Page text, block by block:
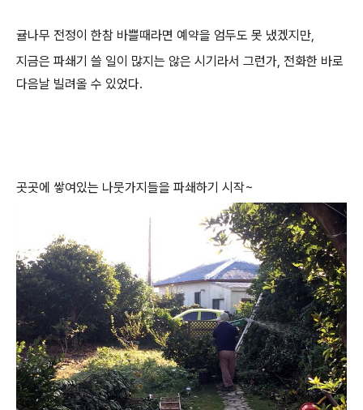
귤나무 전정이 한참 바쁠때라면 예약을 엄두도 못 냈겠지만,
지금은 파쇄기 쓸 일이 많지는 않은 시기라서 그런가, 전화한 바로
다음날 빌려올 수 있었다.
곳곳에 쌓여있는 나뭇가지들을 파쇄하기 시작~